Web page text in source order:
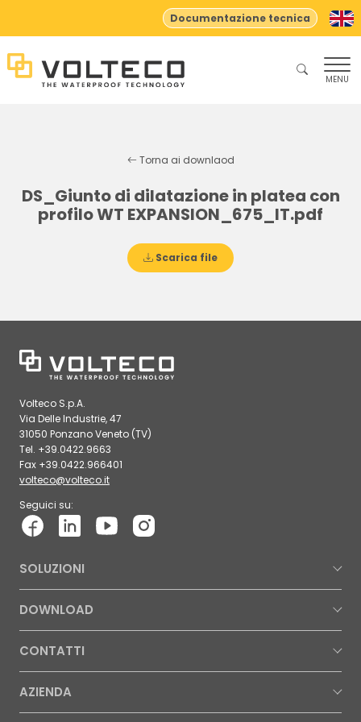
Documentazione tecnica
MENU
Torna ai downlaod
DS_Giunto di dilatazione in platea con
profilo WT EXPANSION_675_IT.pdf
Scarica file
Volteco S.p.A.
Via Delle Industrie, 47
31050 Ponzano Veneto (TV)
Tel. +39.0422.9663
Fax +39.0422.966401
volteco@volteco.it
Seguici su:
SOLUZIONI
DOWNLOAD
CONTATTI
AZIENDA